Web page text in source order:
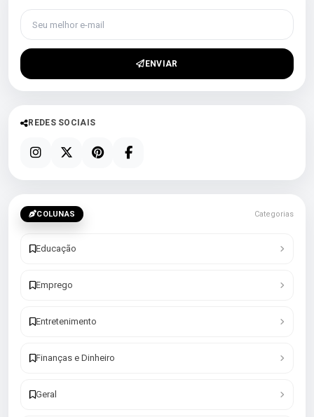
Seu melhor e-mail
ENVIAR
REDES SOCIAIS
COLUNAS Categorias
Educação
Emprego
Entretenimento
Finanças e Dinheiro
Geral